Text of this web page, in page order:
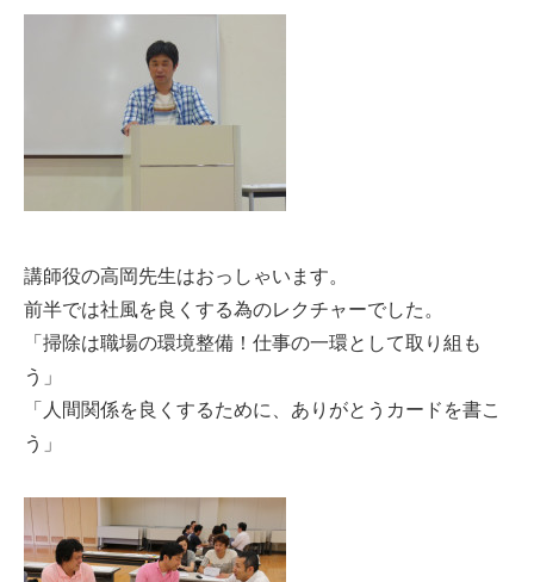
講師役の高岡先生はおっしゃいます。
前半では社風を良くする為のレクチャーでした。
「掃除は職場の環境整備！仕事の一環として取り組も
う」
「人間関係を良くするために、ありがとうカードを書こ
う」